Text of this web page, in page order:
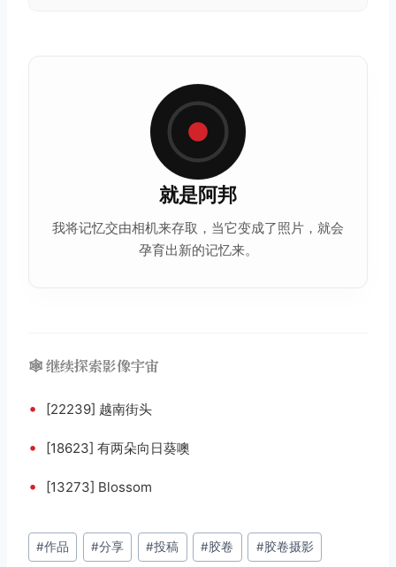
就是阿邦
我将记忆交由相机来存取，当它变成了照片，就会
孕育出新的记忆来。
🕸️ 继续探索影像宇宙
• [22239] 越南街头
• [18623] 有两朵向日葵噢
• [13273] Blossom
文
章
#作品 #分享 #投稿 #胶卷 #胶卷摄影